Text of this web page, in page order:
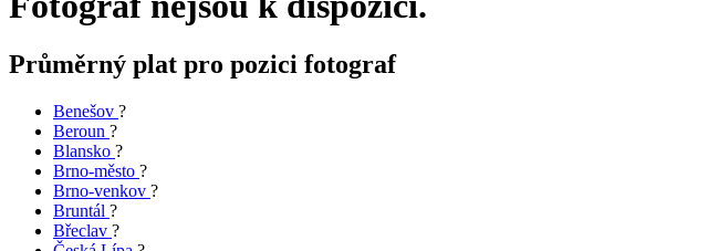
Průměrný plat pro pozici fotograf
Benešov ?
Beroun ?
Blansko ?
Brno-město ?
Brno-venkov ?
Bruntál ?
Břeclav ?